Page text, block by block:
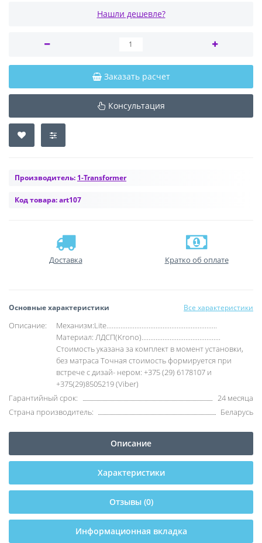
Нашли дешевле?
Заказать расчет
Консультация
Производитель: 1-Transformer
Код товара:art107
Доставка Кратко об оплате
Основные характеристики Все характеристики
Описание:
Механизм:Lite...............................................................
Материал: ЛДСП(Krono).............................................
Стоимость указана за комплект в момент установки,
без матраса Точная стоимость формируется при
встрече с дизай- нером: +375 (29) 6178107 и
+375(29)8505219 (Viber)
Гарантийный срок:
24 месяца
Страна производитель:
Беларусь
Описание
Характеристики
Отзывы (0)
Информационная вкладка